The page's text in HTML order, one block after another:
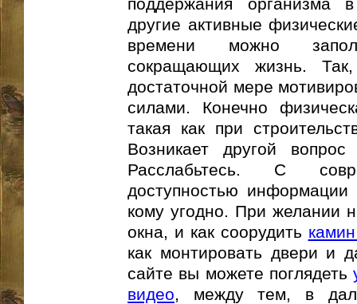
другие активные
времени можно
сокращающих жизнь.
достаточной мере
силами. Конечно
такая как при
Возникает другой
Расслабьтесь. С
доступностью
кому угодно. При желании
окна, и как соорудить
как монтировать двери и
сайте вы можете поглядеть
видео, между тем, в